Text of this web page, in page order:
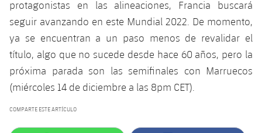
protagonistas en las alineaciones, Francia buscará
seguir avanzando en este Mundial 2022. De momento,
ya se encuentran a un paso menos de revalidar el
título, algo que no sucede desde hace 60 años, pero la
próxima parada son las semifinales con Marruecos
(miércoles 14 de diciembre a las 8pm CET).
COMPARTE ESTE ARTÍCULO